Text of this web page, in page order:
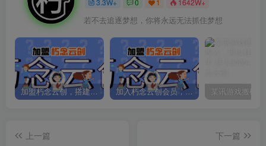
若不去追逐梦想，你将永远无法抓住梦想
加盟朽念云创，搭建同款项目资源站，实现日入2000+ 加入朽念云创会员，全站资源免费学习。
上一篇
下一篇